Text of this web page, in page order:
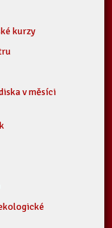
kurzy
v měsíci